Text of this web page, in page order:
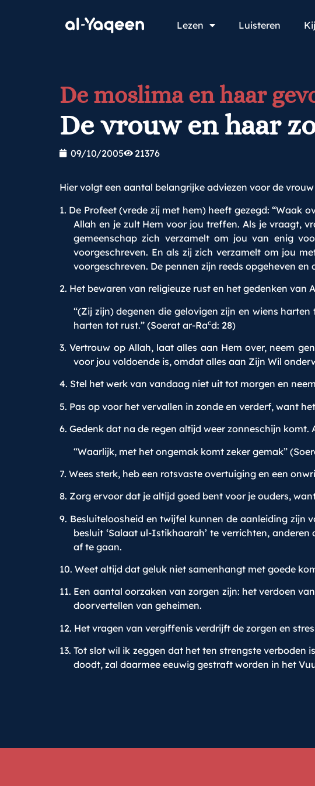
Lezen Luisteren
De moslima en haar
De vrouw en haar
09/10/2005 21376
Hier volgt een aantal belangrijke adviezen voor de
1. De Profeet (vrede zij met hem) heeft gezegd: “Waak
Allah en je zult Hem voor jou treffen. Als je vraagt,
gemeenschap zich verzamelt om jou van enig
voorgeschreven. En als zij zich verzamelt om jou
voorgeschreven. De pennen zijn reeds opgeheven
2. Het bewaren van religieuze rust en het gedenken
“(Zij zijn) degenen die gelovigen zijn en wiens
harten tot rust.” (Soerat ar-Racd: 28)
3. Vertrouw op Allah, laat alles aan Hem over, neem
voor jou voldoende is, omdat alles aan Zijn Wil
4. Stel het werk van vandaag niet uit tot morgen en
5. Pas op voor het vervallen in zonde en verderf, want
6. Gedenk dat na de regen altijd weer zonneschijn
“Waarlijk, met het ongemak komt zeker gemak”
7. Wees sterk, heb een rotsvaste overtuiging en een
8. Zorg ervoor dat je altijd goed bent voor je ouders,
9. Besluiteloosheid en twijfel kunnen de aanleiding zijn
besluit ‘Salaat ul-Istikhaarah’ te verrichten,
af te gaan.
10. Weet altijd dat geluk niet samenhangt met goede
11. Een aantal oorzaken van zorgen zijn: het verdoen
doorvertellen van geheimen.
12. Het vragen van vergiffenis verdrijft de zorgen en
13. Tot slot wil ik zeggen dat het ten strengste verboden
doodt, zal daarmee eeuwig gestraft worden in het